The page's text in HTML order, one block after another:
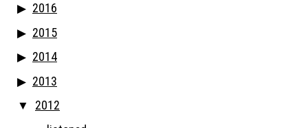
2016
2015
2014
2013
2012